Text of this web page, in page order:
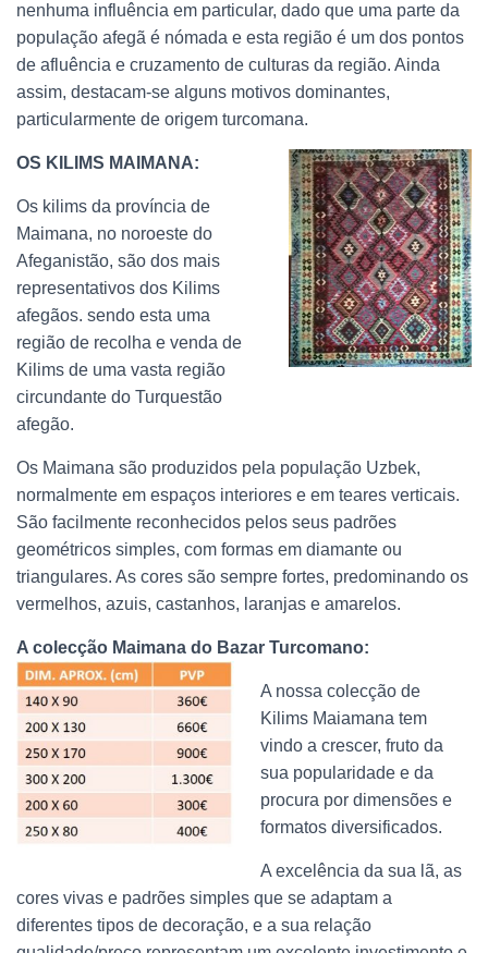
nenhuma influência em particular, dado que uma parte da
população afegã é nómada e esta região é um dos pontos
de afluência e cruzamento de culturas da região. Ainda
assim, destacam-se alguns motivos dominantes,
particularmente de origem turcomana.
OS KILIMS MAIMANA:
Os kilims da província de
Maimana, no noroeste do
Afeganistão, são dos mais
representativos dos Kilims
afegãos. sendo esta uma
região de recolha e venda de
Kilims de uma vasta região
circundante do Turquestão
afegão.
Os Maimana são produzidos pela população Uzbek,
normalmente em espaços interiores e em teares verticais.
São facilmente reconhecidos pelos seus padrões
geométricos simples, com formas em diamante ou
triangulares. As cores são sempre fortes, predominando os
vermelhos, azuis, castanhos, laranjas e amarelos.
A colecção Maimana do Bazar Turcomano:
A nossa colecção de
Kilims Maiamana tem
vindo a crescer, fruto da
sua popularidade e da
procura por dimensões e
formatos diversificados.
A excelência da sua lã, as
cores vivas e padrões simples que se adaptam a
diferentes tipos de decoração, e a sua relação